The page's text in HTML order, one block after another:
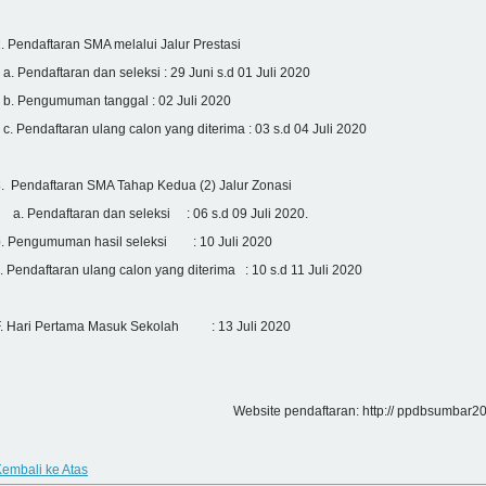
Pendaftaran SMA melalui Jalur Prestasi
a. Pendaftaran dan seleksi : 29 Juni s.d 01 Juli 2020
b. Pengumuman tanggal : 02 Juli 2020
c. Pendaftaran ulang calon yang diterima : 03 s.d 04 Juli 2020
Pendaftaran SMA Tahap Kedua (2) Jalur Zonasi
a. Pendaftaran dan seleksi : 06 s.d 09 Juli 2020.
Pengumuman hasil seleksi : 10 Juli 2020
Pendaftaran ulang calon yang diterima : 10 s.d 11 Juli 2020
Hari Pertama Masuk Sekolah : 13 Juli 2020
Website pendaftaran: http://
ke Atas